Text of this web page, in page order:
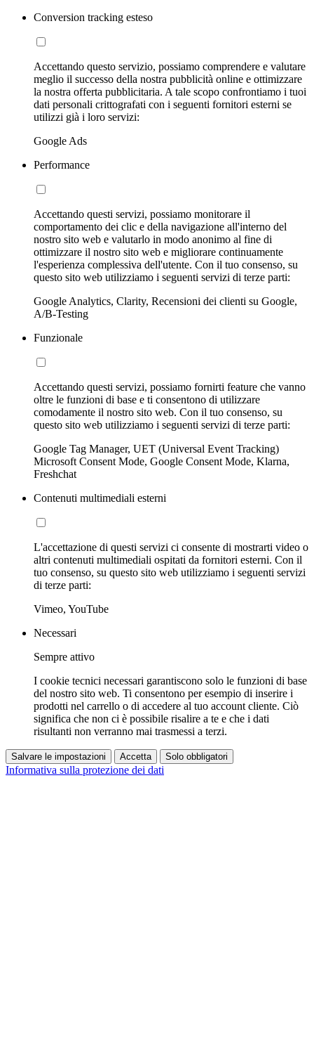
Conversion tracking esteso
Accettando questo servizio, possiamo comprendere e valutare
meglio il successo della nostra pubblicità online e ottimizzare
la nostra offerta pubblicitaria. A tale scopo confrontiamo i tuoi
dati personali crittografati con i seguenti fornitori esterni se
utilizzi già i loro servizi:
Google Ads
Performance
Accettando questi servizi, possiamo monitorare il
comportamento dei clic e della navigazione all'interno del
nostro sito web e valutarlo in modo anonimo al fine di
ottimizzare il nostro sito web e migliorare continuamente
l'esperienza complessiva dell'utente. Con il tuo consenso, su
questo sito web utilizziamo i seguenti servizi di terze parti:
Google Analytics, Clarity, Recensioni dei clienti su Google,
A/B-Testing
Funzionale
Accettando questi servizi, possiamo fornirti feature che vanno
oltre le funzioni di base e ti consentono di utilizzare
comodamente il nostro sito web. Con il tuo consenso, su
questo sito web utilizziamo i seguenti servizi di terze parti:
Google Tag Manager, UET (Universal Event Tracking)
Microsoft Consent Mode, Google Consent Mode, Klarna,
Freshchat
Contenuti multimediali esterni
L'accettazione di questi servizi ci consente di mostrarti video o
altri contenuti multimediali ospitati da fornitori esterni. Con il
tuo consenso, su questo sito web utilizziamo i seguenti servizi
di terze parti:
Vimeo, YouTube
Necessari
Sempre attivo
I cookie tecnici necessari garantiscono solo le funzioni di base
del nostro sito web. Ti consentono per esempio di inserire i
prodotti nel carrello o di accedere al tuo account cliente. Ciò
significa che non ci è possibile risalire a te e che i dati
risultanti non verranno mai trasmessi a terzi.
Salvare le impostazioni Accetta Solo obbligatori
Informativa sulla protezione dei dati